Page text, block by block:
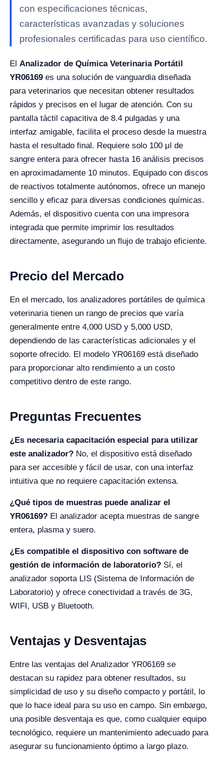
con especificaciones técnicas,
características avanzadas y soluciones
profesionales certificadas para uso científico.
El Analizador de Química Veterinaria Portátil
YR06169 es una solución de vanguardia diseñada
para veterinarios que necesitan obtener resultados
rápidos y precisos en el lugar de atención. Con su
pantalla táctil capacitiva de 8.4 pulgadas y una
interfaz amigable, facilita el proceso desde la muestra
hasta el resultado final. Requiere solo 100 μl de
sangre entera para ofrecer hasta 16 análisis precisos
en aproximadamente 10 minutos. Equipado con discos
de reactivos totalmente autónomos, ofrece un manejo
sencillo y eficaz para diversas condiciones químicas.
Además, el dispositivo cuenta con una impresora
integrada que permite imprimir los resultados
directamente, asegurando un flujo de trabajo eficiente.
Precio del Mercado
En el mercado, los analizadores portátiles de química
veterinaria tienen un rango de precios que varía
generalmente entre 4,000 USD y 5,000 USD,
dependiendo de las características adicionales y el
soporte ofrecido. El modelo YR06169 está diseñado
para proporcionar alto rendimiento a un costo
competitivo dentro de este rango.
Preguntas Frecuentes
¿Es necesaria capacitación especial para utilizar
este analizador? No, el dispositivo está diseñado
para ser accesible y fácil de usar, con una interfaz
intuitiva que no requiere capacitación extensa.
¿Qué tipos de muestras puede analizar el
YR06169? El analizador acepta muestras de sangre
entera, plasma y suero.
¿Es compatible el dispositivo con software de
gestión de información de laboratorio? Sí, el
analizador soporta LIS (Sistema de Información de
Laboratorio) y ofrece conectividad a través de 3G,
WIFI, USB y Bluetooth.
Ventajas y Desventajas
Entre las ventajas del Analizador YR06169 se
destacan su rapidez para obtener resultados, su
simplicidad de uso y su diseño compacto y portátil, lo
que lo hace ideal para su uso en campo. Sin embargo,
una posible desventaja es que, como cualquier equipo
tecnológico, requiere un mantenimiento adecuado para
asegurar su funcionamiento óptimo a largo plazo.